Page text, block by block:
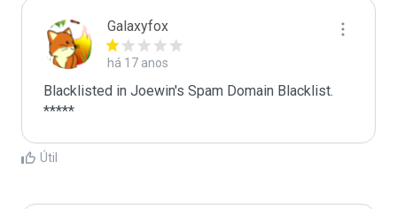
Galaxyfox
há 17 anos
Blacklisted in Joewin's Spam Domain Blacklist.
*****
Útil